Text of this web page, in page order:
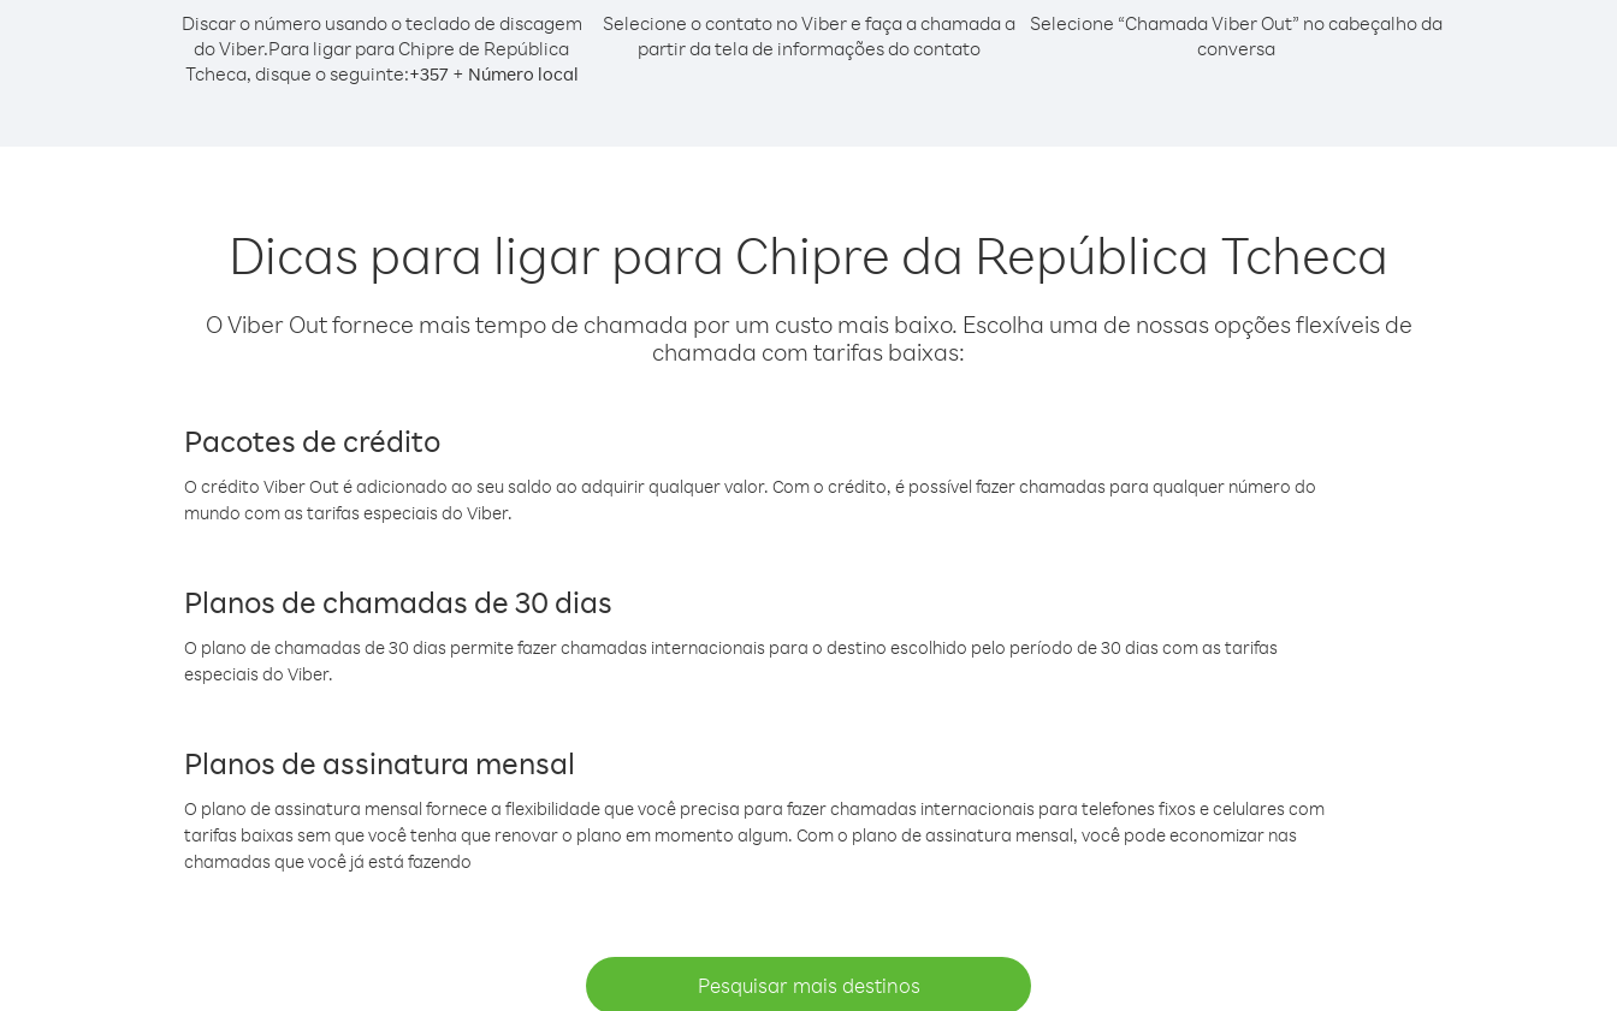
Discar o número usando o teclado de discagem
do Viber.Para ligar para Chipre de República
Tcheca, disque o seguinte:+357+ Número local
Selecione o contato no Viber e faça a chamada a
partir da tela de informações do contato
Selecione “Chamada Viber Out” no cabeçalho da
conversa
Dicas para ligar para Chipre da República Tcheca
O Viber Out fornece mais tempo de chamada por um custo mais baixo. Escolha uma de nossas opções flexíveis de
chamada com tarifas baixas:
Pacotes de crédito
O crédito Viber Out é adicionado ao seu saldo ao adquirir qualquer valor. Com o crédito, é possível fazer chamadas para qualquer número do
mundo com as tarifas especiais do Viber.
Planos de chamadas de 30 dias
O plano de chamadas de 30 dias permite fazer chamadas internacionais para o destino escolhido pelo período de 30 dias com as tarifas
especiais do Viber.
Planos de assinatura mensal
O plano de assinatura mensal fornece a flexibilidade que você precisa para fazer chamadas internacionais para telefones fixos e celulares com
tarifas baixas sem que você tenha que renovar o plano em momento algum. Com o plano de assinatura mensal, você pode economizar nas
chamadas que você já está fazendo
Pesquisar mais destinos